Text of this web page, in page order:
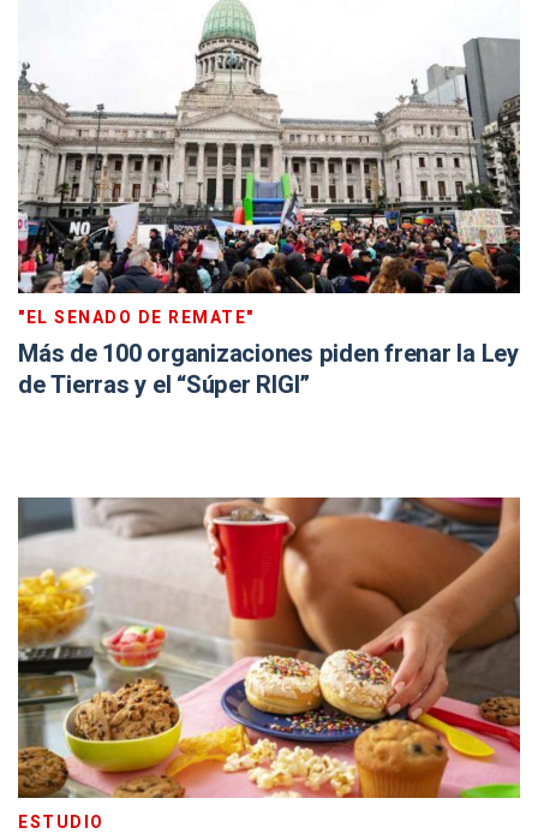
"EL SENADO DE REMATE"
Más de 100 organizaciones piden frenar la Ley
de Tierras y el “Súper RIGI”
ESTUDIO